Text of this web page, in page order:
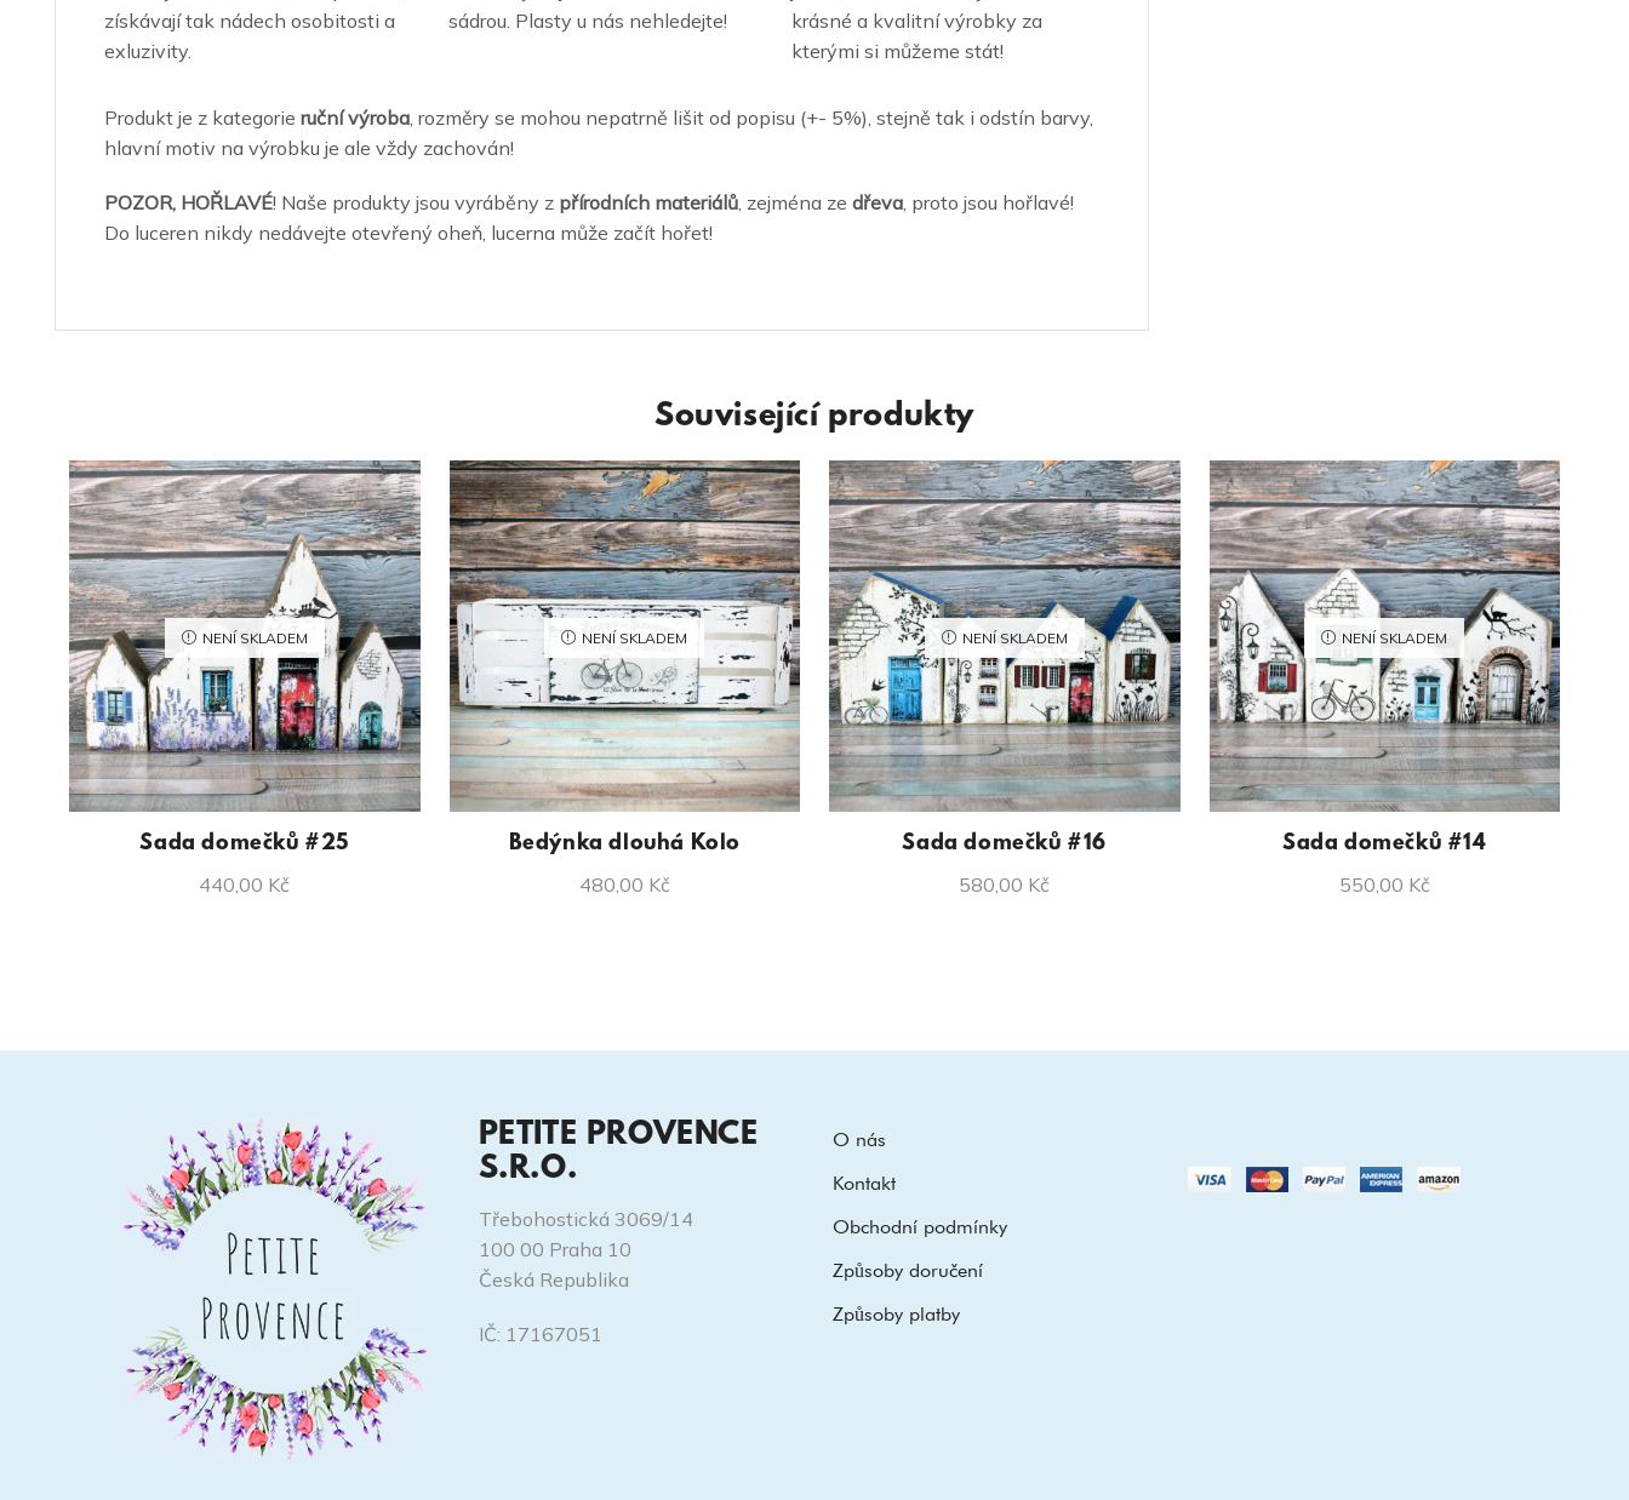
získávají tak nádech osobitosti a
exluzivity.
sádrou. Plasty u nás nehledejte!
krásné a kvalitní výrobky za
kterými si můžeme stát!
Produkt je z kategorie ruční výroba, rozměry se mohou nepatrně lišit od popisu (+- 5%), stejně tak i odstín barvy,
hlavní motiv na výrobku je ale vždy zachován!
POZOR, HOŘLAVÉ! Naše produkty jsou vyráběny z přírodních materiálů, zejména ze dřeva, proto jsou hořlavé!
Do luceren nikdy nedávejte otevřený oheň, lucerna může začít hořet!
Související produkty
NENÍ SKLADEM
Sada domečků #25
440,00 Kč
NENÍ SKLADEM
Bedýnka dlouhá Kolo
480,00 Kč
NENÍ SKLADEM
Sada domečků #16
580,00 Kč
NENÍ SKLADEM
Sada domečků #14
550,00 Kč
PETITE PROVENCE
S.R.O.
Třebohostická 3069/14
100 00 Praha 10
Česká Republika
IČ: 17167051
O nás
Kontakt
Obchodní podmínky
Způsoby doručení
Způsoby platby